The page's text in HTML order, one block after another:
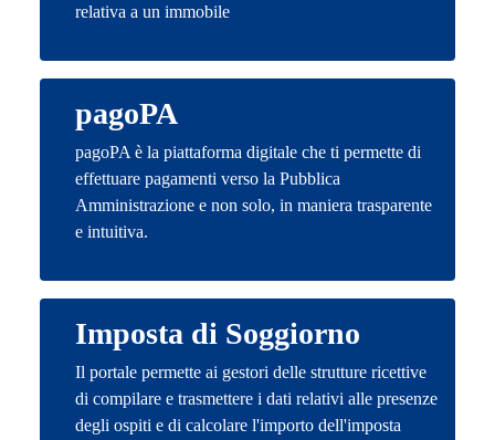
relativa a un immobile
pagoPA
pagoPA è la piattaforma digitale che ti permette di
effettuare pagamenti verso la Pubblica
Amministrazione e non solo, in maniera trasparente
e intuitiva.
Imposta di Soggiorno
Il portale permette ai gestori delle strutture ricettive
di compilare e trasmettere i dati relativi alle presenze
degli ospiti e di calcolare l'importo dell'imposta